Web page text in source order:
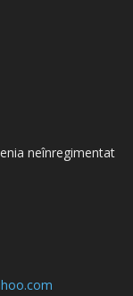
neînregimentat